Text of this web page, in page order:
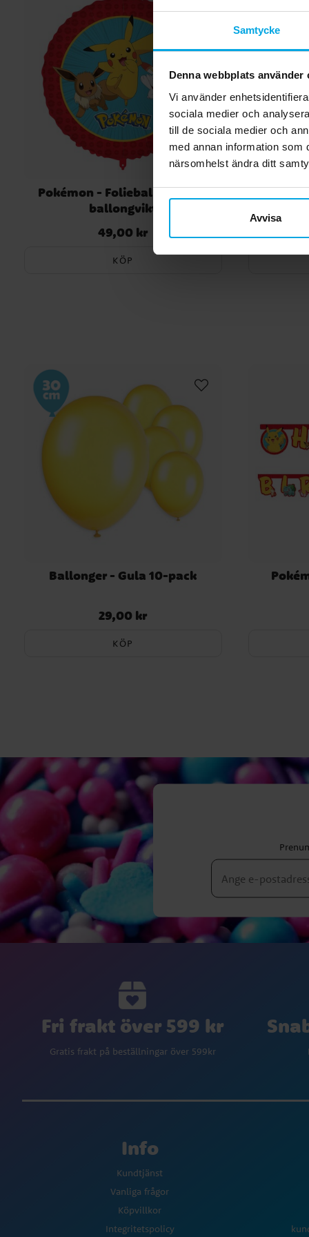
Samtycke
Denna webbplats använder
Vi använder
sociala medier och
till de sociala medier och
med annan information som
närsomhelst ändra ditt
Avvisa
Pokémon - Folieballong med
ballongvikt
Pris:49,00 kr
49,00 kr
KÖP
Pokémon
Ballonger - Gula 10-pack
Pris:29,00 kr
29,00 kr
KÖP
Fri frakt över 599 kr
Gratis frakt på beställningar över 599kr
Info
Kundtjänst
Vanliga frågor
Köpvillkor
Integritetspolicy